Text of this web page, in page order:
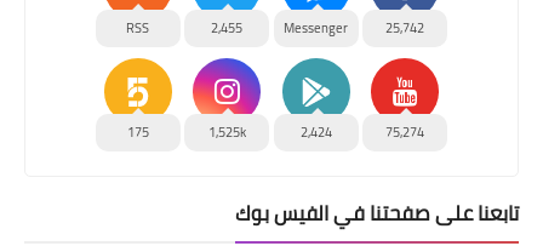
25,742
Messenger
2,455
RSS
75,274
2,424
1,525k
175
تابعنا على صفحتنا في الفيس بوك